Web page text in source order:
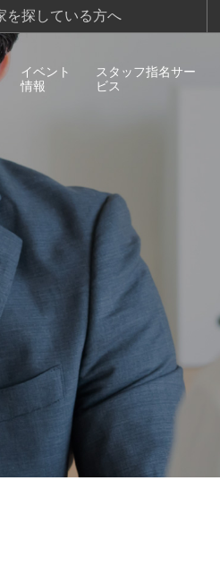
を探している方へ
イベント
情報
スタッフ指名サー
ビス